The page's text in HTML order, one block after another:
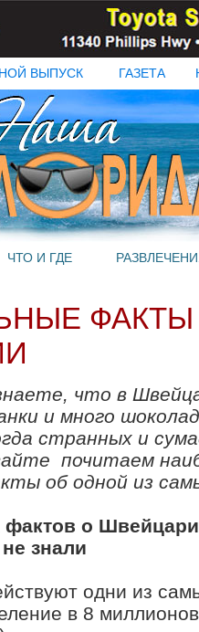
ВЫПУСК ГАЗЕТА
ЧТО И ГДЕ
что в
и много
странных и
почитаем
об одной из
фактов о
знали
одни из
в 8